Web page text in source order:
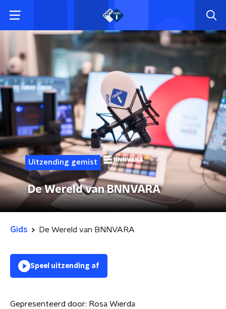
Uitzending gemist
De Wereld van BNNVARA
Gids De Wereld van BNNVARA
Speel uitzending af
Gepresenteerd door: Rosa Wierda